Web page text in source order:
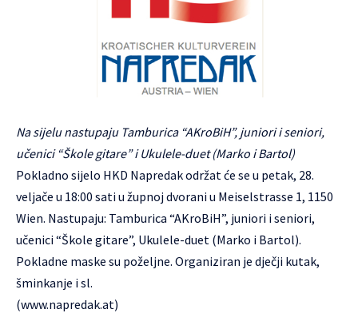
Na sijelu nastupaju Tamburica “AKroBiH”, juniori i seniori,
učenici “Škole gitare” i Ukulele-duet (Marko i Bartol)
Pokladno sijelo HKD Napredak održat će se u petak, 28.
veljače u 18:00 sati u župnoj dvorani u Meiselstrasse 1, 1150
Wien. Nastupaju: Tamburica “AKroBiH”, juniori i seniori,
učenici “Škole gitare”, Ukulele-duet (Marko i Bartol).
Pokladne maske su poželjne. Organiziran je dječji kutak,
šminkanje i sl.
(www.napredak.at)